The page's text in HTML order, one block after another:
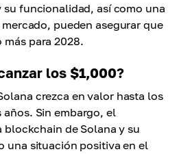
funcionalidad, así como una
pueden asegurar que
más para 2028.
los $1,000?
crezca en valor hasta los
Sin embargo, el
de Solana y su
una situación positiva en el